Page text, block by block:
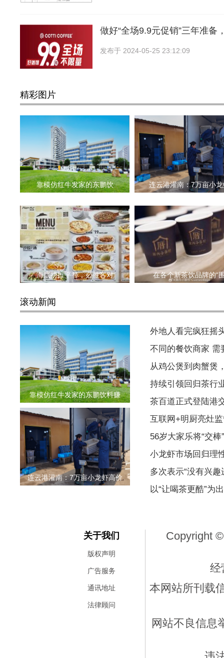
做好“全场9.9元促销”三年准备
发布于 2024-05-25 23:12:09
精彩图片
靠模仿红牛发家的东鹏饮 连云港灌南：7万亩小
海底捞推平替，必胜客对 在各个新茶饮品牌的“
滚动新闻
靠模仿红牛发家的东鹏饮料赚
连云港灌南：7万亩小龙虾高价
外地人看完疯狂摇
不同的餐饮商家 需
从鸡公煲到肉蟹煲
持续引领回归茶行
茶百道正式登陆港
互联网+明厨亮灶
56岁大家乐将“交
小龙虾市场回归理
多次表示“没有兴
以“让喝茶更酷”为
关于我们
版权声明
广告服务
通讯地址
法律顾问
Copyright
经
本网站所刊载
网站不良信息